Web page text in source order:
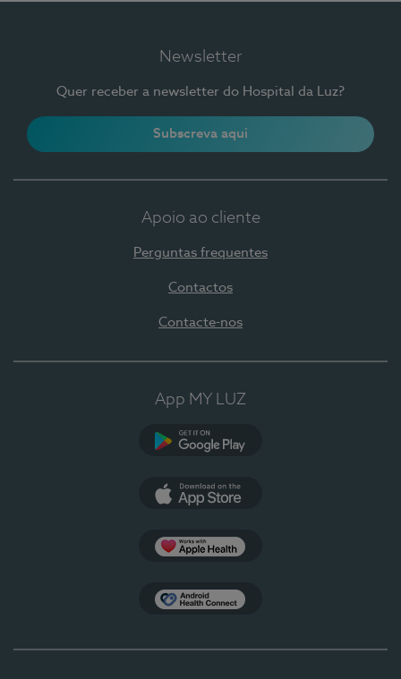
Newsletter
Quer receber a newsletter do Hospital da Luz?
Subscreva aqui
Apoio ao cliente
Perguntas frequentes
Contactos
Contacte-nos
App MY LUZ